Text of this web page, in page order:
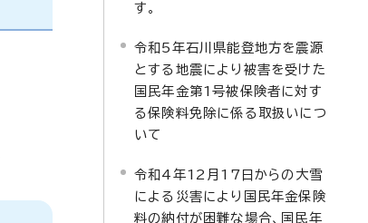
す。
令和5年石川県能登地方を震源
とする地震により被害を受けた
国民年金第1号被保険者に対す
る保険料免除に係る取扱いにつ
いて
令和4年12月17日からの大雪
による災害により国民年金保険
料の納付が困難な場合、国民年